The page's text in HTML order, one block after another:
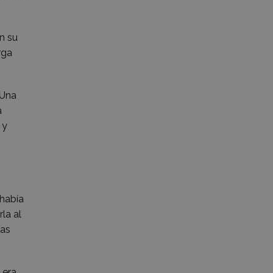
su
y
al